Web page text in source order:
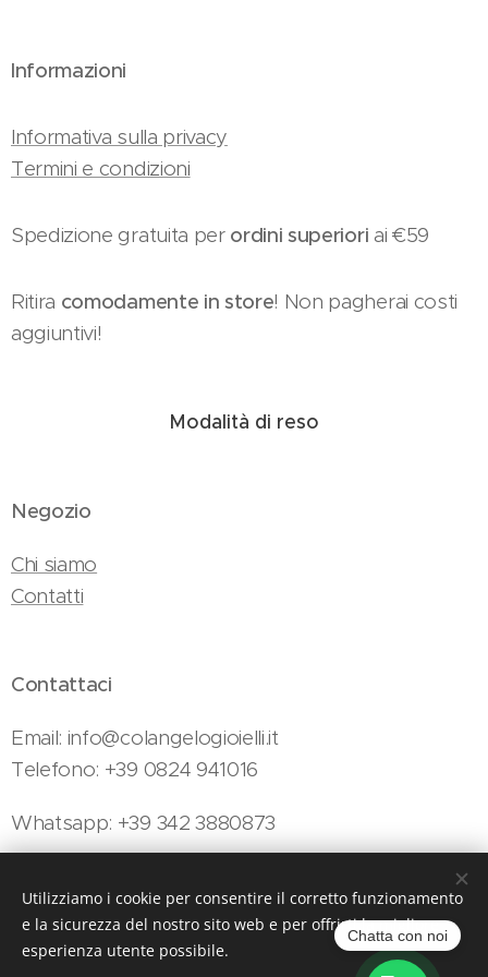
Informazioni
Informativa sulla privacy
Termini e condizioni
Spedizione gratuita perordini superiori ai €59
Ritira comodamente in store! Non pagherai costi
aggiuntivi!
Modalità di reso
Negozio
Chi siamo
Contatti
Contattaci
Email: info@colangelogioielli.it
Telefono: +39 0824 941016
Whatsapp: +39 342 3880873
Colangelo Gioielli - Viale Minieri, 154, Telese Terme, 82037 (BN)
Cookies
Utilizziamo i cookie per consentire il corretto funzionamento
e la sicurezza del nostro sito web e per offrirti la migliore
esperienza utente possibile.
Chatta con noi